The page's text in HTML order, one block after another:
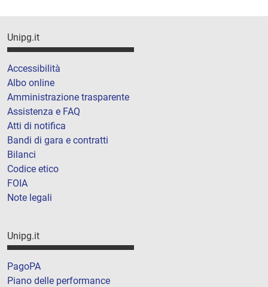
Unipg.it
Accessibilità
Albo online
Amministrazione trasparente
Assistenza e FAQ
Atti di notifica
Bandi di gara e contratti
Bilanci
Codice etico
FOIA
Note legali
Unipg.it
PagoPA
Piano delle performance